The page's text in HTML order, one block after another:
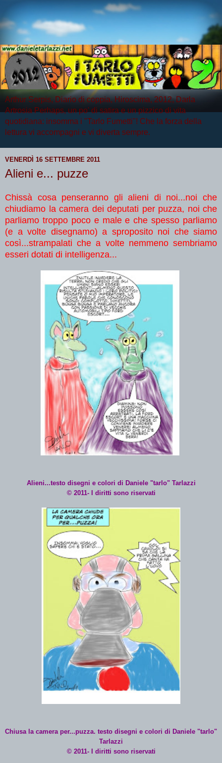
Arthur Serpis, Diario di coppia, Hiroscima, 2012, Darla
Artrosia Perhaps, un po' di satira e un pizzico di vita
quotidiana: insomma i "Tarlo Fumetti"! Che la forza della
lettura vi accompagni e vi diverta sempre.
VENERDÌ 16 SETTEMBRE 2011
Alieni e... puzze
Chissà cosa penseranno gli alieni di noi...noi che
chiudiamo la camera dei deputati per puzza, noi che
parliamo troppo poco e male e che spesso parliamo
(e a volte disegnamo) a sproposito noi che siamo
così...strampalati che a volte nemmeno sembriamo
esseri dotati di intelligenza...
Alieni...testo disegni e colori di Daniele "tarlo" Tarlazzi
© 2011- I diritti sono riservati
Chiusa la camera per...puzza. testo disegni e colori di Daniele "tarlo"
Tarlazzi
© 2011- I diritti sono riservati